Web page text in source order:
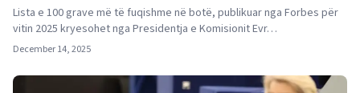
Lista e 100 grave më të fuqishme në botë, publikuar nga Forbes për
vitin 2025 kryesohet nga Presidentja e Komisionit Evr…
December 14, 2025